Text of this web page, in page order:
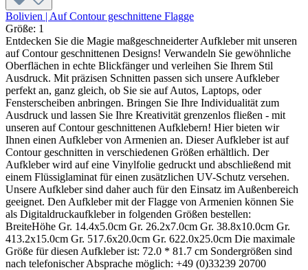
Bolivien | Auf Contour geschnittene Flagge
Größe: 1
Entdecken Sie die Magie maßgeschneiderter Aufkleber mit unseren
auf Contour geschnittenen Designs! Verwandeln Sie gewöhnliche
Oberflächen in echte Blickfänger und verleihen Sie Ihrem Stil
Ausdruck. Mit präzisen Schnitten passen sich unsere Aufkleber
perfekt an, ganz gleich, ob Sie sie auf Autos, Laptops, oder
Fensterscheiben anbringen. Bringen Sie Ihre Individualität zum
Ausdruck und lassen Sie Ihre Kreativität grenzenlos fließen - mit
unseren auf Contour geschnittenen Aufklebern! Hier bieten wir
Ihnen einen Aufkleber von Armenien an. Dieser Aufkleber ist auf
Contour geschnitten in verschiedenen Größen erhältlich. Der
Aufkleber wird auf eine Vinylfolie gedruckt und abschließend mit
einem Flüssiglaminat für einen zusätzlichen UV-Schutz versehen.
Unsere Aufkleber sind daher auch für den Einsatz im Außenbereich
geeignet. Den Aufkleber mit der Flagge von Armenien können Sie
als Digitaldruckaufkleber in folgenden Größen bestellen:
BreiteHöhe Gr. 14.4x5.0cm Gr. 26.2x7.0cm Gr. 38.8x10.0cm Gr.
413.2x15.0cm Gr. 517.6x20.0cm Gr. 622.0x25.0cm Die maximale
Größe für diesen Aufkleber ist: 72.0 * 81.7 cm Sondergrößen sind
nach telefonischer Absprache möglich: +49 (0)33239 20700